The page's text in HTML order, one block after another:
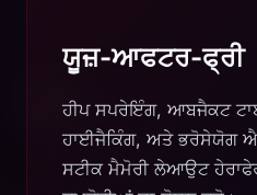
ਯੂਜ਼-ਆਫਟਰ-ਫ੍ਰੀ
ਹੀਪ ਸਪਰੇਇੰਗ, ਆਬਜੈਕਟ
ਹਾਈਜੈਕਿੰਗ, ਅਤੇ ਭਰੋਸੇਯੋਗ
ਸਟੀਕ ਮੈਮੋਰੀ ਲੇਆਉਟ